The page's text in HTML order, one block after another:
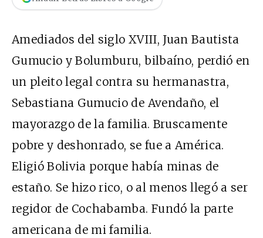
Amediados del siglo XVIII, Juan Bautista
Gumucio y Bolumburu, bilbaíno, perdió en
un pleito legal contra su hermanastra,
Sebastiana Gumucio de Avendaño, el
mayorazgo de la familia. Bruscamente
pobre y deshonrado, se fue a América.
Eligió Bolivia porque había minas de
estaño. Se hizo rico, o al menos llegó a ser
regidor de Cochabamba. Fundó la parte
americana de mi familia.